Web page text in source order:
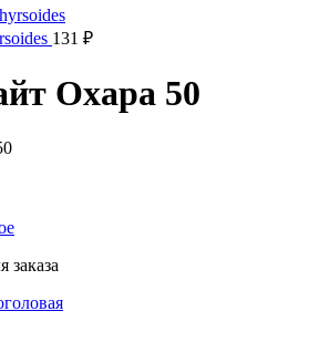
131 ₽
Охара 50
заказа